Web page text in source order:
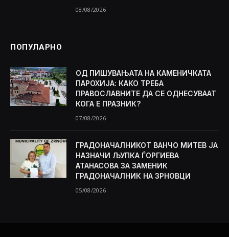
08/08/2026
ПОПУЛАРНО
ОД ПИШУВАЊАТА НА КАМЕНИЧКАТА
ПАРОХИЈА: КАКО ТРЕБА
ПРАВОСЛАВНИТЕ ДА СЕ ОДНЕСУВААТ
КОГА Е ПРАЗНИК?
07/08/2026
ГРАДОНАЧАЛНИКОТ ВАНЧО МИТЕВ ЈА
НАЗНАЧИ ЉУПКА ЃОРГИЕВА
АТАНАСОВА ЗА ЗАМЕНИК
ГРАДОНАЧАЛНИК НА ЗРНОВЦИ
05/08/2026